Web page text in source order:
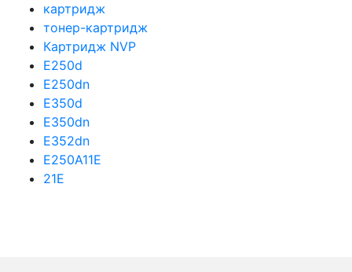
картридж
тонер-картридж
Картридж NVP
E250d
E250dn
E350d
E350dn
E352dn
E250A11E
21E